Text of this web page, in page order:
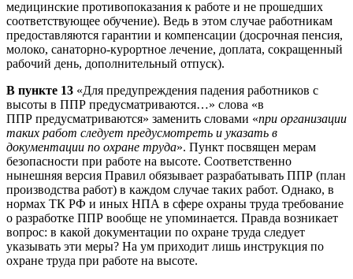
медицинские противопоказания к работе и не прошедших
соответствующее обучение). Ведь в этом случае работникам
предоставляются гарантии и компенсации (досрочная пенсия,
молоко, санаторно-курортное лечение, доплата, сокращенный
рабочий день, дополнительный отпуск).
В пункте 13 «Для предупреждения падения работников с
высоты в ППР предусматриваются…» слова «в
ППР предусматриваются» заменить словами «при организации
таких работ следует предусмотреть и указать в
документации по охране труда». Пункт посвящен мерам
безопасности при работе на высоте. Соответственно
нынешняя версия Правил обязывает разрабатывать ППР (план
производства работ) в каждом случае таких работ. Однако, в
нормах ТК РФ и иных НПА в сфере охраны труда требование
о разработке ППР вообще не упоминается. Правда возникает
вопрос: в какой документации по охране труда следует
указывать эти меры? На ум приходит лишь инструкция по
охране труда при работе на высоте.